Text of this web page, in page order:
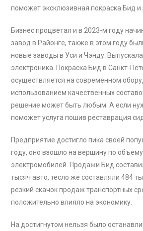
поможет эксклюзивная покраска Бид и
Бизнес процветал и в 2023-м году
завод в Районге, также в этом году
новые заводы в Уси и Чэнду.
электроника. Покраска Бид в Санкт-
осуществляется на современном
использованием качественных
решение может быть любым. А если
поможет услуга пошив реставрация
Предприятие достигло пика своей
году, оно взошло на вершину по
электромобилей. Продажи Бид
тысяч авто, тесло же составляли 484
резкий скачок продаж транспортных
положительно влияло на экономику.
На достигнутом нельзя было